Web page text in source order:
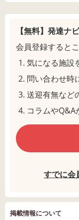
【無料】発達ナ
会員登録すると
気になる施設
問い合わせ時
送迎有無など
コラムやQ&A
すでに会
掲載情報について